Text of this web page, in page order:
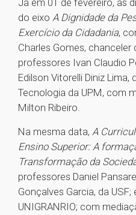
Já em 01 de fevereiro, as
do eixo A Dignidade da
Exercício da Cidadania,
Charles Gomes, chanceler
professores Ivan Claudio
Edilson Vitorelli Diniz
Tecnologia da UPM, com
Milton Ribeiro.
Na mesma data, A
Ensino Superior: A
Transformação da
professores Daniel
Gonçalves Garcia, da
UNIGRANRIO; com